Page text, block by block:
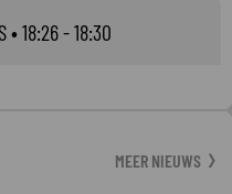
• 18:26 - 18:30
MEER NIEUWS